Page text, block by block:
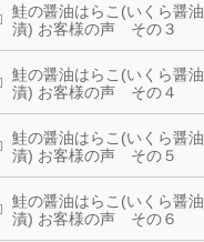
鮭の醤油はらこ(いくら醤油
漬) お客様の声 その３
鮭の醤油はらこ(いくら醤油
漬) お客様の声 その４
鮭の醤油はらこ(いくら醤油
漬) お客様の声 その５
鮭の醤油はらこ(いくら醤油
漬) お客様の声 その６